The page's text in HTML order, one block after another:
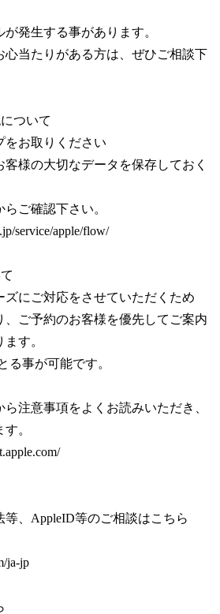
発生する事があります。
当たりがある方は、ぜひご相談下
ついて
をお取りください
様の大切なデータを保存しておく
ご確認下さい。
service/apple/flow/
にご対応をさせていただくため
ご予約のお客様を優先してご案内
す。
事が可能です。
意事項をよくお読みいただき、
。
、AppleID等のご相談はこちら
ja-jp